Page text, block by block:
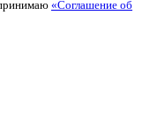
«Соглашение об